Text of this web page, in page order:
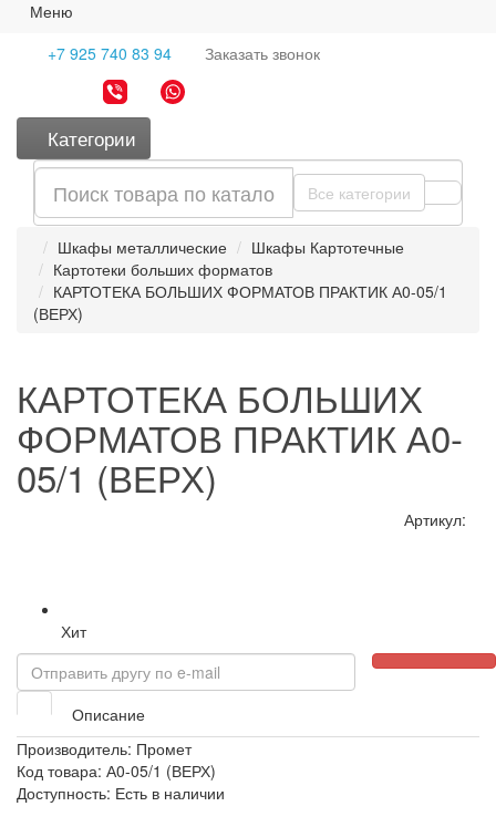
Меню
+7 925 740 83 94
Заказать звонок
Категории
Все категории
Шкафы металлические
Шкафы Картотечные
Картотеки больших форматов
КАРТОТЕКА БОЛЬШИХ ФОРМАТОВ ПРАКТИК А0-05/1
(ВЕРХ)
КАРТОТЕКА БОЛЬШИХ
ФОРМАТОВ ПРАКТИК А0-
05/1 (ВЕРХ)
Артикул:
Хит
Описание
Производитель: Промет
Код товара: А0-05/1 (ВЕРХ)
Доступность: Есть в наличии